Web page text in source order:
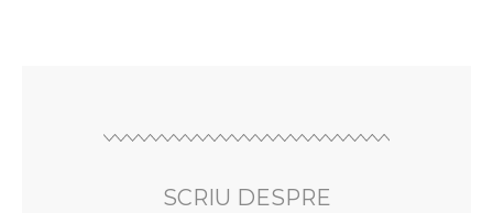
SCRIU DESPRE